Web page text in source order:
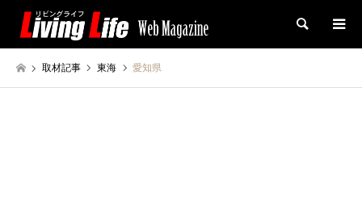
検索
取材記事 東海 愛知県